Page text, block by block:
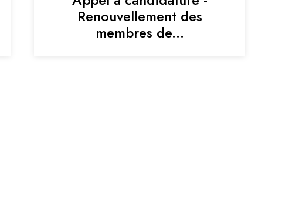
Renouvellement des
membres de...